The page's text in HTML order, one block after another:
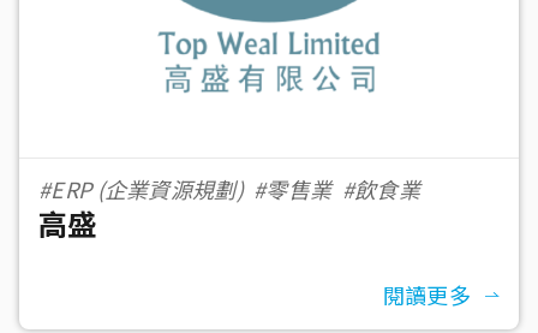
#ERP (企業資源規劃) #零售業 #飲食業
高盛
閱讀更多